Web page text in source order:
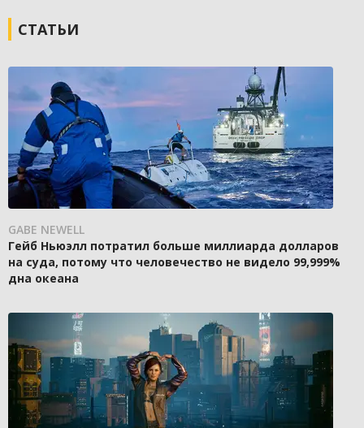
СТАТЬИ
GABE NEWELL
Гейб Ньюэлл потратил больше миллиарда долларов
на суда, потому что человечество не видело 99,999%
дна океана